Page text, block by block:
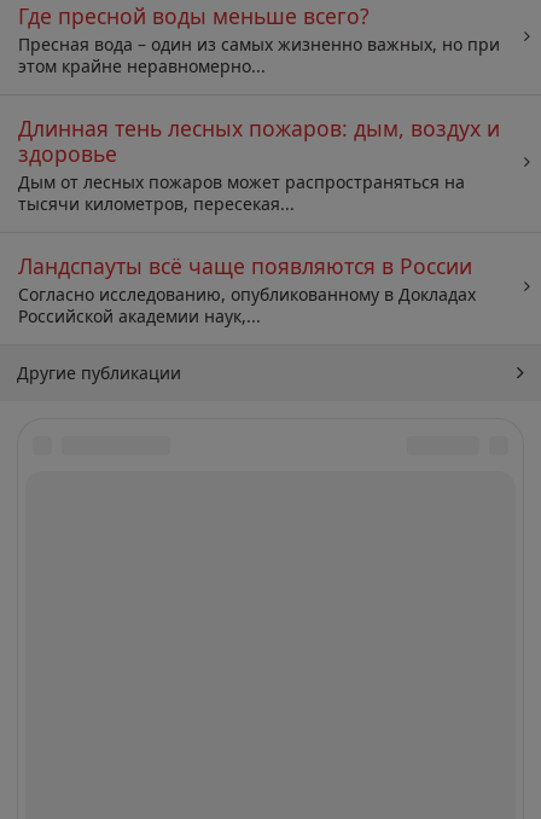
Где пресной воды меньше всего?
Пресная вода – один из самых жизненно важных, но при
этом крайне неравномерно...
Длинная тень лесных пожаров: дым, воздух и
здоровье
Дым от лесных пожаров может распространяться на
тысячи километров, пересекая...
Ландспауты всё чаще появляются в России
Согласно исследованию, опубликованному в Докладах
Российской академии наук,...
Другие публикации